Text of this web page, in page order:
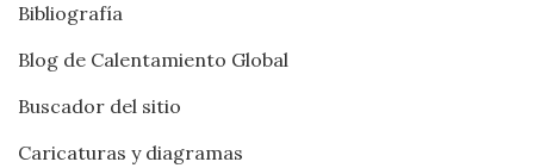
Bibliografía
Blog de Calentamiento Global
Buscador del sitio
Caricaturas y diagramas